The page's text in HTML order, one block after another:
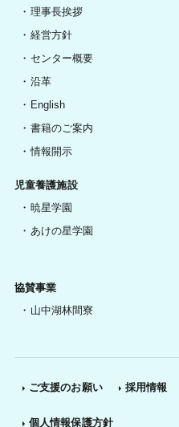
理事長挨拶
経営方針
センター概要
沿革
English
書籍のご案内
情報開示
児童養護施設
暁星学園
あけの星学園
協賛事業
山中湖林間寮
ご支援のお願い 採用情報
個人情報保護方針